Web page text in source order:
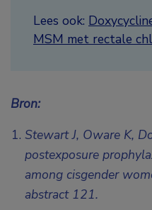
Lees ook:
MSM met rectale
Bron:
Stewart J, Oware K,
postexposure
among cisgender
abstract 121.